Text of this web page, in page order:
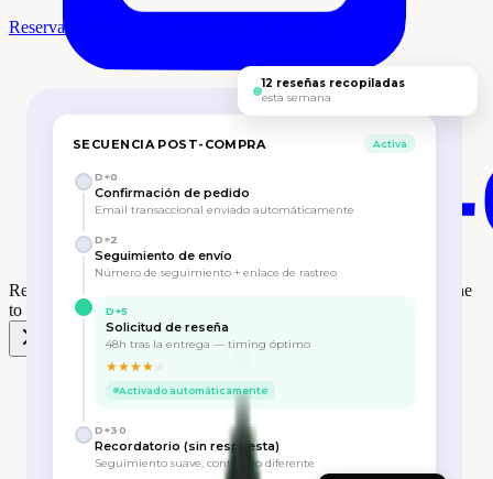
Review Collect gana el
en One
to One Mónaco 🎉
Reserva tu demo
12 reseñas recopiladas
esta semana
SECUENCIA POST-COMPRA Activa
D+0
Confirmación de pedido
Email transaccional enviado automáticamente
D+2
Seguimiento de envío
Número de seguimiento + enlace de rastreo
D+5
Solicitud de reseña
48h tras la entrega — timing óptimo
★★★★
Activado automáticamente
D+30
Recordatorio (sin respuesta)
Seguimiento suave, contenido diferente